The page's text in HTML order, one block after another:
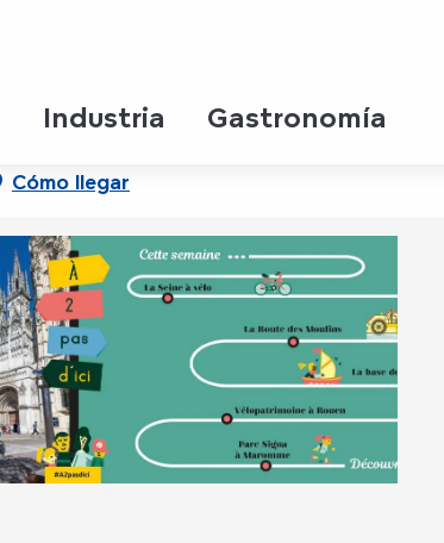
Industria Gastronomía
Cómo llegar